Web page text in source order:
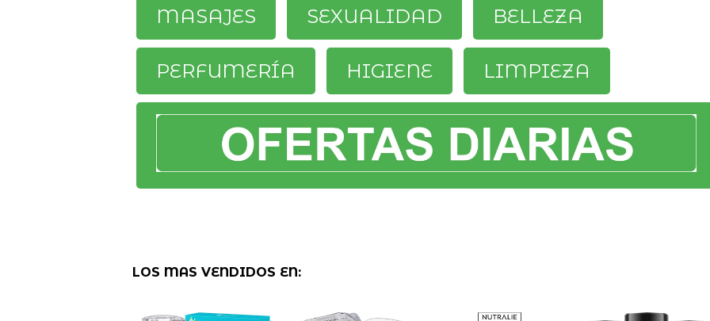
MASAJES SEXUALIDAD BELLEZA
PERFUMERÍA HIGIENE LIMPIEZA
LOS MAS VENDIDOS EN: